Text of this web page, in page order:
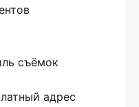
съёмок
адрес